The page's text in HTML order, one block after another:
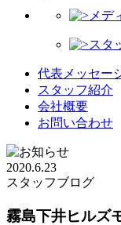
メデ
スタ
代表メッセー
スタッフ紹介
会社概要
お問い合わせ
2020.6.23
スタッフブログ
霧島下井ヒルズ